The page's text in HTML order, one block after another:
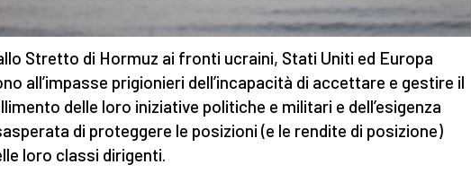
Stretto di Hormuz ai fronti ucraini, Stati Uniti ed Europa
all’impasse prigionieri dell’incapacità di accettare e gestire il
delle loro iniziative politiche e militari e dell’esigenza
di proteggere le posizioni (e le rendite di posizione)
loro classi dirigenti.